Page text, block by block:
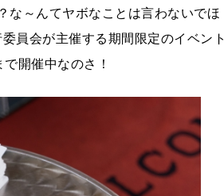
な～んてヤボなことは言わないでほ
員会が主催する期間限定のイベント
開催中なのさ！